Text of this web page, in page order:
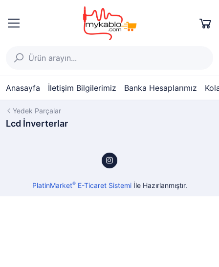
Anasayfa İletişim Bilgilerimiz Banka Hesaplarımız
Yedek Parçalar
Lcd İnverterlar
PlatinMarket®E-Ticaret Sistemiİle Hazırlanmıştır.